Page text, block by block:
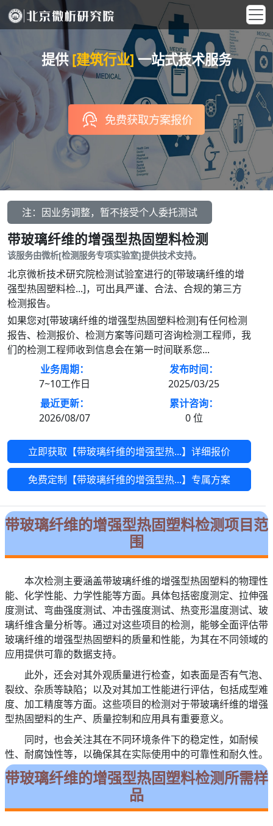
提供[建筑行业]一站式技术服务
免费获取方案报价
注：因业务调整，暂不接受个人委托测试
带玻璃纤维的增强型热固塑料检测
该服务由微析[检测服务专项实验室]提供技术支持。
北京微析技术研究院检测试验室进行的[带玻璃纤维的增
强型热固塑料检...]，可出具严谨、合法、合规的第三方
检测报告。
如果您对[带玻璃纤维的增强型热固塑料检测]有任何检测
报告、检测报价、检测方案等问题可咨询检测工程师，我
们的检测工程师收到信息会在第一时间联系您...
业务周期：
7~10工作日
发布时间：
2025/03/25
最近更新：
2026/08/07
累计咨询：
0位
立即获取【带玻璃纤维的增强型热...】详细报价
免费定制【带玻璃纤维的增强型热...】专属方案
带玻璃纤维的增强型热固塑料检测项目范
围
本次检测主要涵盖带玻璃纤维的增强型热固塑料的物理性
能、化学性能、力学性能等方面。具体包括密度测定、拉伸强
度测试、弯曲强度测试、冲击强度测试、热变形温度测试、玻
璃纤维含量分析等。通过对这些项目的检测，能够全面评估带
玻璃纤维的增强型热固塑料的质量和性能，为其在不同领域的
应用提供可靠的数据支持。
此外，还会对其外观质量进行检查，如表面是否有气泡、
裂纹、杂质等缺陷；以及对其加工性能进行评估，包括成型难
度、加工精度等方面。这些项目的检测对于带玻璃纤维的增强
型热固塑料的生产、质量控制和应用具有重要意义。
同时，也会关注其在不同环境条件下的稳定性，如耐候
性、耐腐蚀性等，以确保其在实际使用中的可靠性和耐久性。
带玻璃纤维的增强型热固塑料检测所需样
品